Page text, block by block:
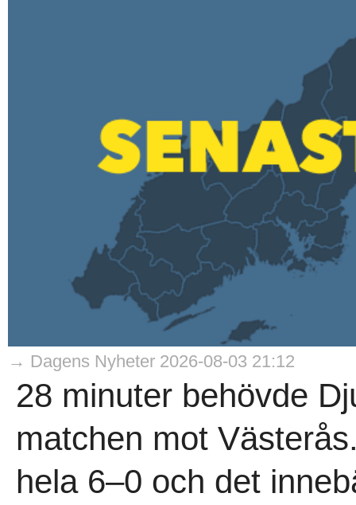
→ Dagens Nyheter 2026-08-03 21:12
28 minuter behövde
matchen mot
hela 6–0 och det